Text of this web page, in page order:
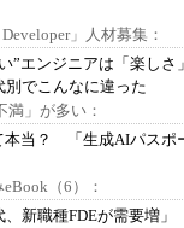
」人材募集：
”エンジニアは「楽し
別でこんなに違った
満」が多い：
本当？ 「生成AIパス
（6）：
、新職種FDEが需要増